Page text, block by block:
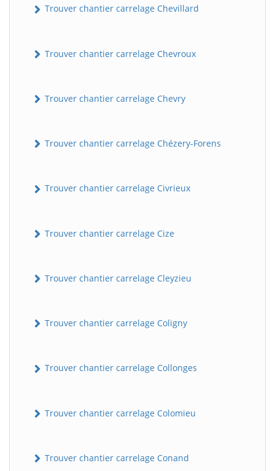
Trouver chantier carrelage Chevillard
Trouver chantier carrelage Chevroux
Trouver chantier carrelage Chevry
Trouver chantier carrelage Chézery-Forens
Trouver chantier carrelage Civrieux
Trouver chantier carrelage Cize
Trouver chantier carrelage Cleyzieu
Trouver chantier carrelage Coligny
Trouver chantier carrelage Collonges
Trouver chantier carrelage Colomieu
Trouver chantier carrelage Conand